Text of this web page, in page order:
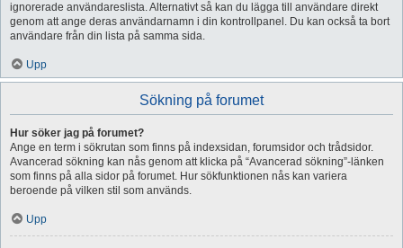
ignorerade användareslista. Alternativt så kan du lägga till användare direkt
genom att ange deras användarnamn i din kontrollpanel. Du kan också ta bort
användare från din lista på samma sida.
Upp
Sökning på forumet
Hur söker jag på forumet?
Ange en term i sökrutan som finns på indexsidan, forumsidor och trådsidor.
Avancerad sökning kan nås genom att klicka på “Avancerad sökning”-länken
som finns på alla sidor på forumet. Hur sökfunktionen nås kan variera
beroende på vilken stil som används.
Upp